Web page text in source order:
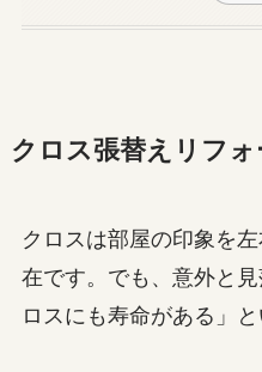
クロス張替えリフ
クロスは部屋の印象を
在です。でも、意外と
ロスにも寿命がある」